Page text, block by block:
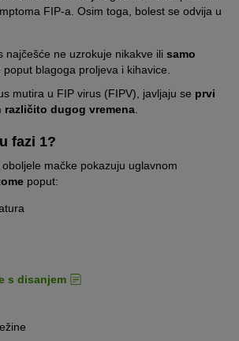
FIP-a. Osim toga, bolest se odvija u
najčešće ne uzrokuje nikakve ili samo
poput blagoga proljeva i kihavice.
mutira u FIP virus (FIPV), javljaju se prvi
različito dugog vremena
fazi 1?
oboljele mačke pokazuju uglavnom
poput:
s disanjem